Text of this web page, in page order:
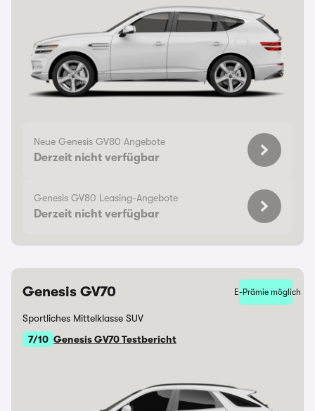
Neue Genesis GV80 Angebote
Derzeit nicht verfügbar
Genesis GV80 Leasing-Angebote
Derzeit nicht verfügbar
Genesis GV70 E-Prämie möglich
Sportliches Mittelklasse SUV
7/10 Genesis GV70 Testbericht